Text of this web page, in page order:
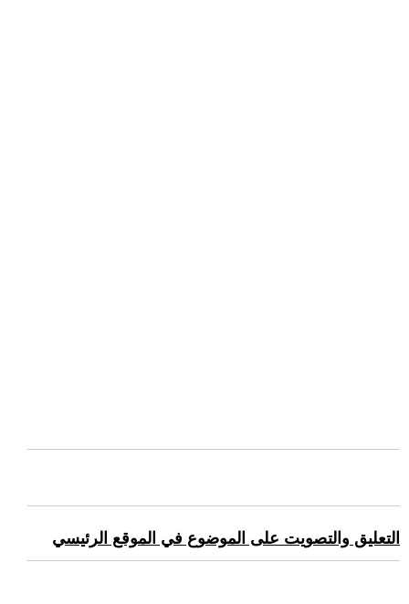
التعليق والتصويت على الموضوع في الموقع الرئيسي